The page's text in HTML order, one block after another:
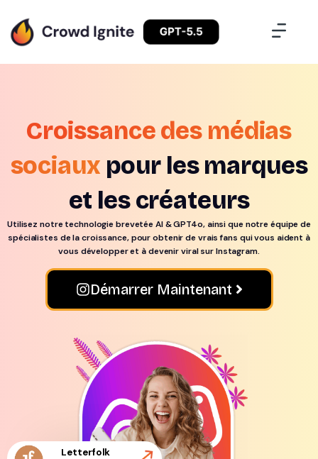
Croissance des médias
sociaux pour les marques
et les créateurs
Utilisez notre technologie brevetée AI & GPT4o, ainsi que notre équipe de
spécialistes de la croissance, pour obtenir de vrais fans qui vous aident à
vous développer et à devenir viral sur Instagram.
Démarrer Maintenant
Letterfolk